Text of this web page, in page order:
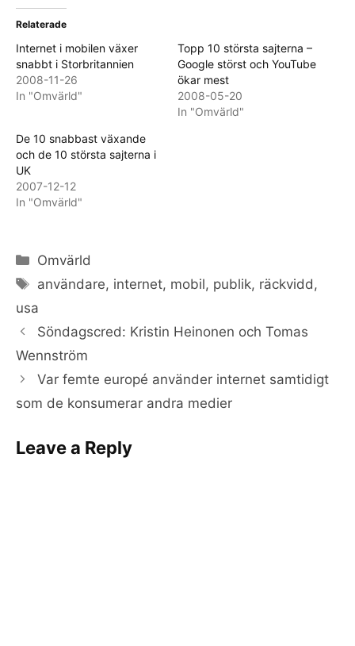
Relaterade
Internet i mobilen växer
snabbt i Storbritannien
2008-11-26
In "Omvärld"
Topp 10 största sajterna –
Google störst och YouTube
ökar mest
2008-05-20
In "Omvärld"
De 10 snabbast växande
och de 10 största sajterna i
UK
2007-12-12
In "Omvärld"
Categories
Omvärld
Tags
användare, internet, mobil, publik, räckvidd,
usa
Söndagscred: Kristin Heinonen och Tomas
Wennström
Var femte europé använder internet samtidigt
som de konsumerar andra medier
Leave a Reply